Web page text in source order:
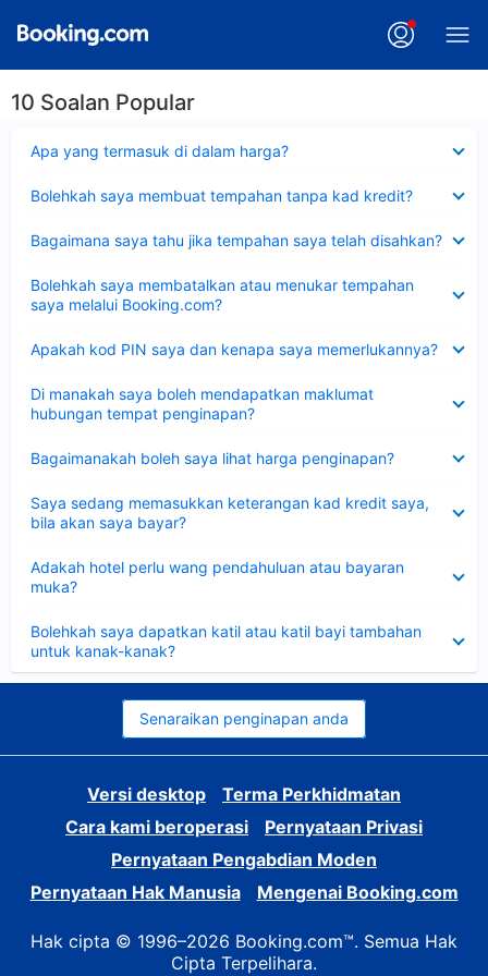
10 Soalan Popular
Apa yang termasuk di dalam harga?
Bolehkah saya membuat tempahan tanpa kad kredit?
Bagaimana saya tahu jika tempahan saya telah disahkan?
Bolehkah saya membatalkan atau menukar tempahan
saya melalui Booking.com?
Apakah kod PIN saya dan kenapa saya memerlukannya?
Di manakah saya boleh mendapatkan maklumat
hubungan tempat penginapan?
Bagaimanakah boleh saya lihat harga penginapan?
Saya sedang memasukkan keterangan kad kredit saya,
bila akan saya bayar?
Adakah hotel perlu wang pendahuluan atau bayaran
muka?
Bolehkah saya dapatkan katil atau katil bayi tambahan
untuk kanak-kanak?
Senaraikan penginapan anda
Versi desktop
Terma Perkhidmatan
Cara kami beroperasi
Pernyataan Privasi
Pernyataan Pengabdian Moden
Pernyataan Hak Manusia
Mengenai Booking.com
Hak cipta © 1996–2026 Booking.com™. Semua Hak
Cipta Terpelihara.